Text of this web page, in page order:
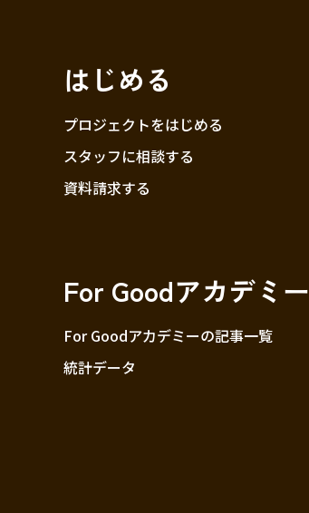
はじめる
プロジェクトをはじめる
スタッフに相談する
資料請求する
For Goodアカデミー
For Goodアカデミーの記事一覧
統計データ